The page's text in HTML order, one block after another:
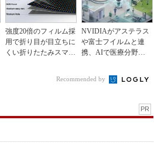
強度20倍のフィルム採
用で折り目が目立ちに
くい折りたたみスマホ
NVIDIAがアステラス
や富士フイルムと連
携、AIで医療分野支
Recommended by
PR